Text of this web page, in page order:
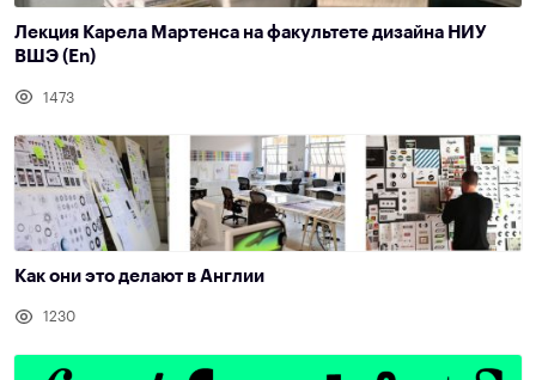
Лекция Карела Мартенса на факультете дизайна НИУ
ВШЭ (En)
1473
Как они это делают в Англии
1230